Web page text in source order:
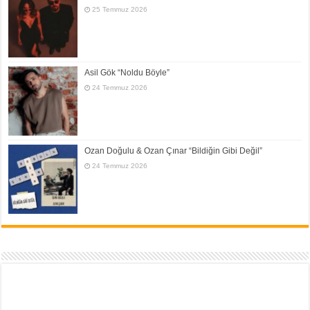
25 Temmuz 2026
Asil Gök “Noldu Böyle”
24 Temmuz 2026
Ozan Doğulu & Ozan Çınar “Bildiğin Gibi Değil”
24 Temmuz 2026